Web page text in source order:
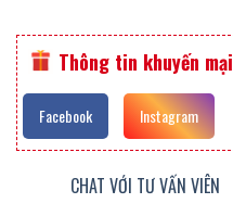
Thông tin khuyến mại
Facebook Instagram
CHAT VỚI TƯ VẤN VIÊN